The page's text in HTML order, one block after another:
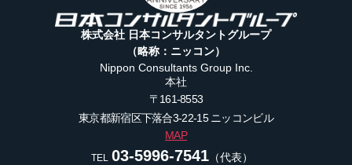
株式会社 日本コンサルタントグループ
（略称：ニッコン）
Nippon Consultants Group Inc.
本社
〒161-8553
東京都新宿区下落合3-22-15ニッコンビル
MAP
TEL 03-5996-7541（代表）